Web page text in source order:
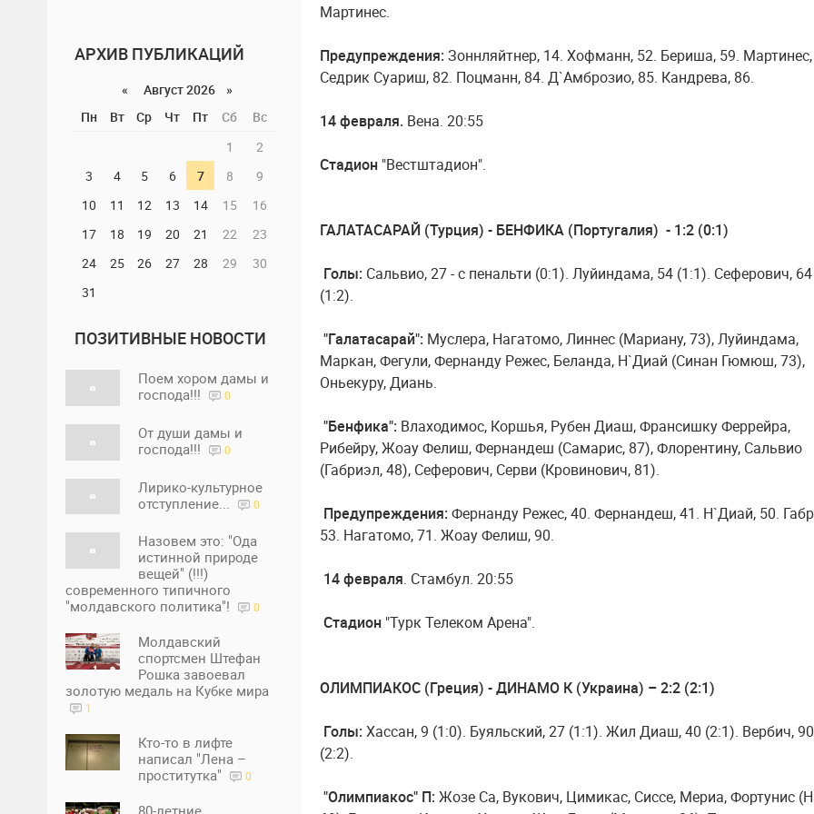
АРХИВ ПУБЛИКАЦИЙ
«
Август 2026 »
Пн
Вт Ср Чт Пт Сб
Вс
1
2
3
4 5 6 7 8
9
10
11 12 13 14 15
16
17
18 19 20 21 22
23
24
25 26 27 28 29
30
31
ПОЗИТИВНЫЕ НОВОСТИ
Поем хором дамы и
господа!!!
0
От души дамы и
господа!!!
0
Лирико-культурное
отступление...
0
Назовем это: "Ода
истинной природе
вещей" (!!!)
современного типичного
"молдавского политика"!
0
Молдавский
спортсмен Штефан
Рошка завоевал
золотую медаль на Кубке мира
1
Кто-то в лифте
написал "Лена –
проститутка"
0
Мартинес.
Предупреждения: Зоннляйтнер, 14. Хофманн, 52. Бериша, 59.
Седрик Суариш, 82. Поцманн, 84. Д`Амброзио, 85. Кандрева, 86.
14 февраля. Вена. 20:55
Стадион "Вестштадион".
ГАЛАТАСАРАЙ (Турция) - БЕНФИКА (Португалия) - 1:2 (0:1)
Голы: Сальвио, 27 - с пенальти (0:1). Луйиндама, 54 (1:1). Сеферович, 64
(1:2).
"Галатасарай": Муслера, Нагатомо, Линнес (Мариану, 73), Луйиндама,
Маркан, Фегули, Фернанду Режес, Беланда, Н`Диай (Синан Гюмюш, 73),
Оньекуру, Диань.
"Бенфика": Влаходимос, Коршья, Рубен Диаш, Франсишку Феррейра,
Рибейру, Жоау Фелиш, Фернандеш (Самарис, 87), Флорентину, Сальвио
(Габриэл, 48), Сеферович, Серви (Кровинович, 81).
Предупреждения: Фернанду Режес, 40. Фернандеш, 41. Н`Диай, 50.
53. Нагатомо, 71. Жоау Фелиш, 90.
14 февраля. Стамбул. 20:55
Стадион "Турк Телеком Арена".
ОЛИМПИАКОС (Греция) - ДИНАМО К (Украина) – 2:2 (2:1)
Голы: Хассан, 9 (1:0). Буяльский, 27 (1:1). Жил Диаш, 40 (2:1). Вербич, 90
(2:2).
"Олимпиакос" П: Жозе Са, Вукович, Цимикас, Сиссе, Мериа, Фортунис